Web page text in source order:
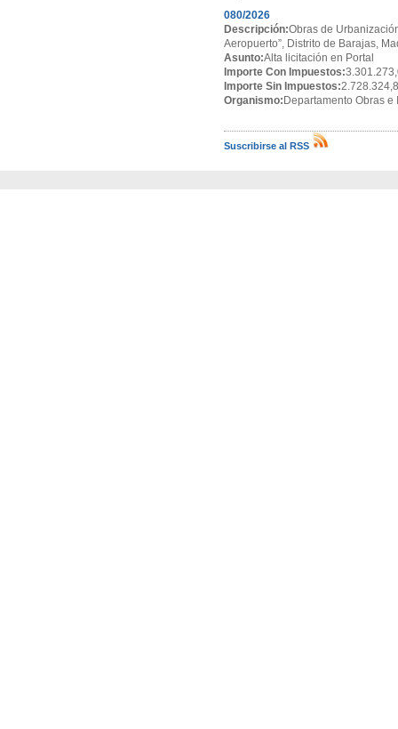
080/2026
Descripción:Obras de
Aeropuerto”, Distrito de Barajas,
Asunto:Alta licitación en Portal
Importe Con Impuestos:
Importe Sin Impuestos:
Organismo: Departamento Obras e
Suscribirse al RSS